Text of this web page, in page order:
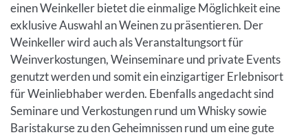
einen Weinkeller bietet die einmalige Möglichkeit eine
exklusive Auswahl an Weinen zu präsentieren. Der
Weinkeller wird auch als Veranstaltungsort für
Weinverkostungen, Weinseminare und private Events
genutzt werden und somit ein einzigartiger Erlebnisort
für Weinliebhaber werden. Ebenfalls angedacht sind
Seminare und Verkostungen rund um Whisky sowie
Baristakurse zu den Geheimnissen rund um eine gute